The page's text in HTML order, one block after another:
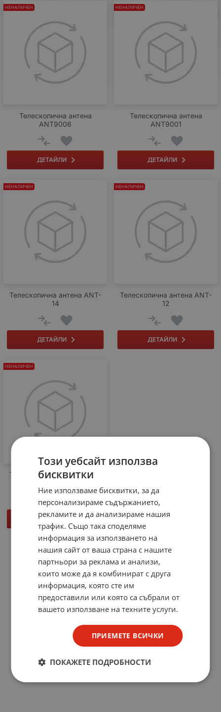
Телескопична антена
ANT9006
ДЕТАЙЛИ
НЕНАЛИЧЕН
Телескопична антена
ANT9001
ДЕТАЙЛИ
НЕНАЛИЧЕН
Телескопична антена ANT-
14
ДЕТАЙЛИ
НЕНАЛИЧЕН
Телескопична антена ANT-
12
ДЕТАЙЛИ
НЕНАЛИЧЕН
Телескопична антена ANT-
ДЕТАЙЛИ
НЕНАЛИЧЕН
На страница по:
Този уебсайт използва
бисквитки
Ние използваме бисквитки, за да
персонализираме съдържанието,
рекламите и да анализираме нашия
трафик. Също така споделяме
информация за използването на
нашия сайт от ваша страна с нашите
партньори за реклама и анализи,
които може да я комбинират с друга
информация, която сте им
предоставили или която са събрали от
вашето използване на техните услуги.
ПРИЕМЕТЕ ВСИЧКИ
ПОКАЖЕТЕ ПОДРОБНОСТИ